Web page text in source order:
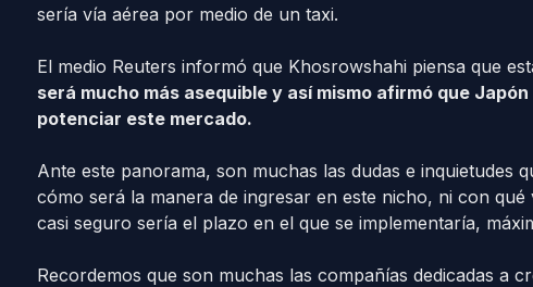
sería vía aérea por medio de un taxi.
El medio Reuters informó que Khosrowshahi piensa que
será mucho más asequible y así mismo afirmó que
potenciar este mercado.
Ante este panorama, son muchas las dudas e inquietudes
cómo será la manera de ingresar en este nicho, ni con
casi seguro sería el plazo en el que se implementaría,
Recordemos que son muchas las compañías dedicadas a